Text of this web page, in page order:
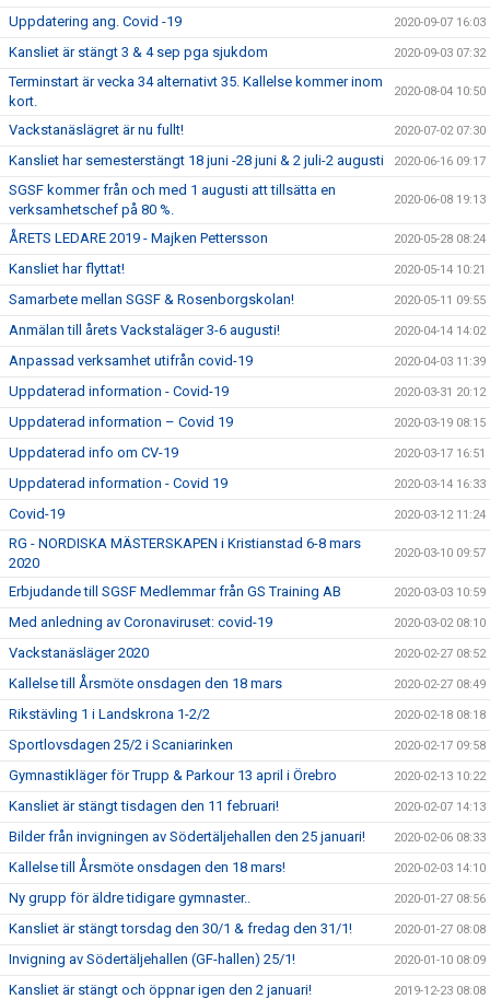
Uppdatering ang. Covid -19 2020-09-07 16:03
Kansliet är stängt 3 & 4 sep pga sjukdom 2020-09-03 07:32
Terminstart är vecka 34 alternativt 35. Kallelse kommer inom
kort.
2020-08-04 10:50
Vackstanäslägret är nu fullt! 2020-07-02 07:30
Kansliet har semesterstängt 18 juni -28 juni & 2 juli-2 augusti 2020-06-16 09:17
SGSF kommer från och med 1 augusti att tillsätta en
verksamhetschef på 80 %.
2020-06-08 19:13
ÅRETS LEDARE 2019 - Majken Pettersson 2020-05-28 08:24
Kansliet har flyttat! 2020-05-14 10:21
Samarbete mellan SGSF & Rosenborgskolan! 2020-05-11 09:55
Anmälan till årets Vackstaläger 3-6 augusti! 2020-04-14 14:02
Anpassad verksamhet utifrån covid-19 2020-04-03 11:39
Uppdaterad information - Covid-19 2020-03-31 20:12
Uppdaterad information – Covid 19 2020-03-19 08:15
Uppdaterad info om CV-19 2020-03-17 16:51
Uppdaterad information - Covid 19 2020-03-14 16:33
Covid-19 2020-03-12 11:24
RG - NORDISKA MÄSTERSKAPEN i Kristianstad 6-8 mars
2020
2020-03-10 09:57
Erbjudande till SGSF Medlemmar från GS Training AB 2020-03-03 10:59
Med anledning av Coronaviruset: covid-19 2020-03-02 08:10
Vackstanäsläger 2020 2020-02-27 08:52
Kallelse till Årsmöte onsdagen den 18 mars 2020-02-27 08:49
Rikstävling 1 i Landskrona 1-2/2 2020-02-18 08:18
Sportlovsdagen 25/2 i Scaniarinken 2020-02-17 09:58
Gymnastikläger för Trupp & Parkour 13 april i Örebro 2020-02-13 10:22
Kansliet är stängt tisdagen den 11 februari! 2020-02-07 14:13
Bilder från invigningen av Södertäljehallen den 25 januari! 2020-02-06 08:33
Kallelse till Årsmöte onsdagen den 18 mars! 2020-02-03 14:10
Ny grupp för äldre tidigare gymnaster.. 2020-01-27 08:56
Kansliet är stängt torsdag den 30/1 & fredag den 31/1! 2020-01-27 08:08
Invigning av Södertäljehallen (GF-hallen) 25/1! 2020-01-10 08:09
Kansliet är stängt och öppnar igen den 2 januari! 2019-12-23 08:08